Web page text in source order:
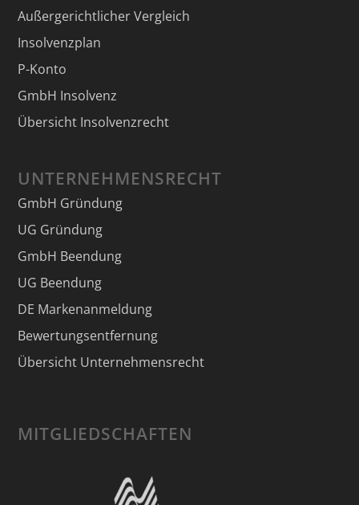
Außergerichtlicher Vergleich
Insolvenzplan
P-Konto
GmbH Insolvenz
Übersicht Insolvenzrecht
UNTERNEHMENSRECHT
GmbH Gründung
UG Gründung
GmbH Beendung
UG Beendung
DE Markenanmeldung
Bewertungsentfernung
Übersicht Unternehmensrecht
MITGLIEDSCHAFTEN